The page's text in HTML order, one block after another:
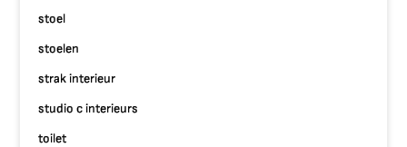
stoel
stoelen
strak interieur
studio c interieurs
toilet